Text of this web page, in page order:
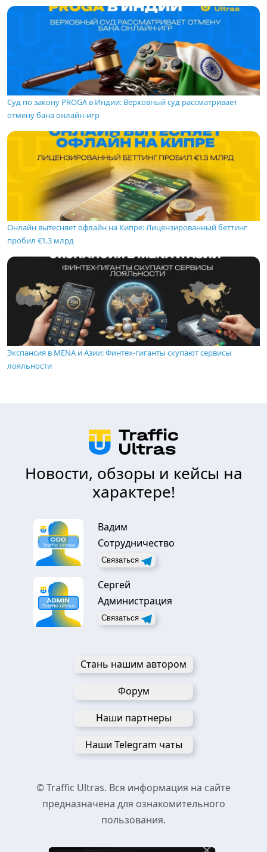
Суд по закону PROGA в Индии: Верховный суд рассматривает
отмену бана онлайн-игр
Онлайн вытесняет офлайн на Кипре: Лицензированный беттинг
пробил €1.3 млрд
Экспансия в MENA и Азии: Финтех-гиганты скупают сервисы
лояльности
Новости, обзоры и кейсы на
характере!
Вадим
Сотрудничество
Связаться
Сергей
Администрация
Связаться
Стань нашим автором
Форум
Наши партнеры
Наши Telegram чаты
© Traffic Ultras. Вся информация на сайте
предназначена для ознакомительного
пользования.